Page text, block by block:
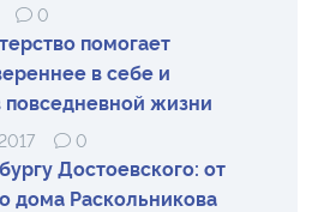
0
помогает
в себе и
жизни
2017 0
Достоевского: от
дома Раскольникова